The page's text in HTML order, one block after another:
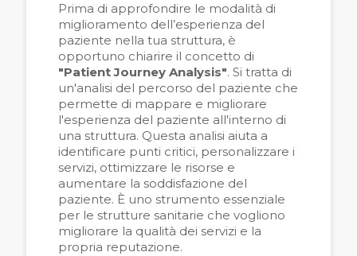
Prima di approfondire le modalità di
miglioramento dell’esperienza del
paziente nella tua struttura, è
opportuno chiarire il concetto di
"Patient Journey Analysis". Si tratta di
un'analisi del percorso del paziente che
permette di mappare e migliorare
l'esperienza del paziente all'interno di
una struttura. Questa analisi aiuta a
identificare punti critici, personalizzare i
servizi, ottimizzare le risorse e
aumentare la soddisfazione del
paziente. È uno strumento essenziale
per le strutture sanitarie che vogliono
migliorare la qualità dei servizi e la
propria reputazione.